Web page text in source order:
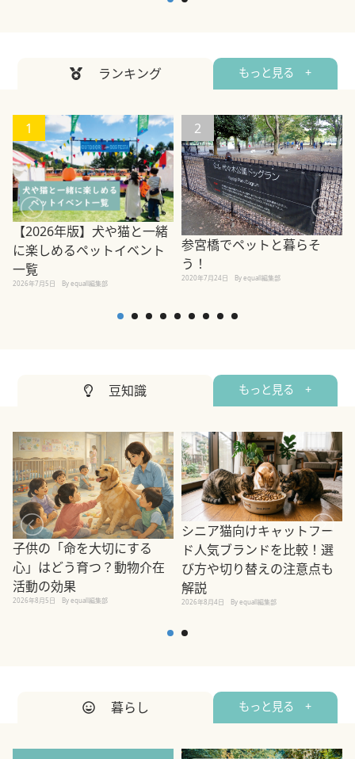
ランキング もっと見る +
1
【2026年版】犬や猫と一緒
に楽しめるペットイベント
一覧
2026年7月5日 By equall編集部
2
参宮橋でペットと暮らそ
う！
2020年7月24日 By equall編集部
豆知識 もっと見る +
子供の「命を大切にする
心」はどう育つ？動物介在
活動の効果
2026年8月5日 By equall編集部
シニア猫向けキャットフー
ド人気ブランドを比較！選
び方や切り替えの注意点も
解説
2026年8月4日 By equall編集部
暮らし もっと見る +